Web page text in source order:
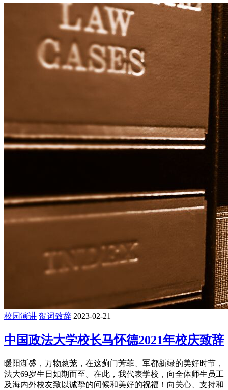
校园演讲 贺词致辞 2023-02-21
中国政法大学校长马怀德2021年校庆致辞
暖阳渐盛，万物葱茏，在这蓟门芳菲、军都新绿的美好时节，
法大69岁生日如期而至。在此，我代表学校，向全体师生员工
及海内外校友致以诚挚的问候和美好的祝福！向关心、支持和